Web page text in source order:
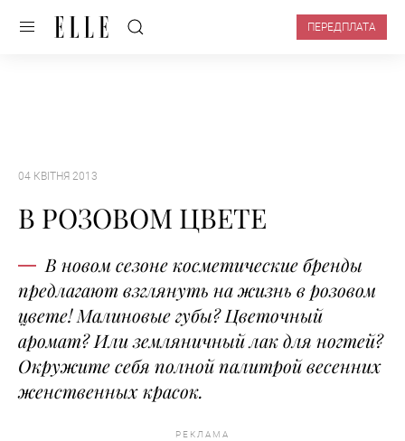
ПЕРЕДПЛАТА
04 КВІТНЯ 2013
В РОЗОВОМ ЦВЕТЕ
В новом сезоне косметические бренды
предлагают взглянуть на жизнь в розовом
цвете! Малиновые губы? Цветочный
аромат? Или земляничный лак для ногтей?
Окружите себя полной палитрой весенних
женственных красок.
РЕКЛАМА